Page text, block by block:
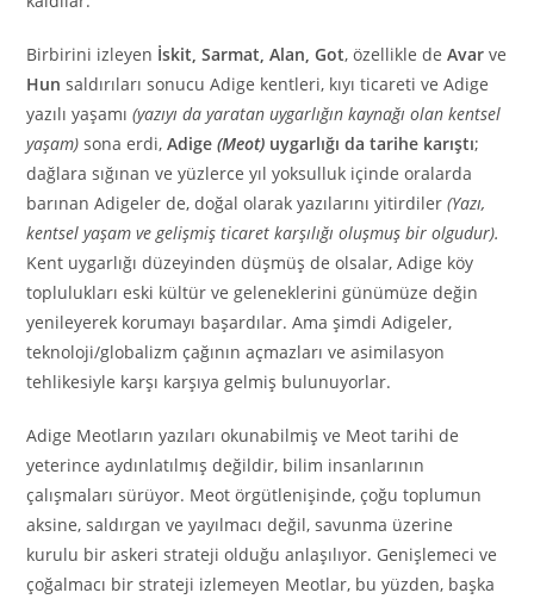
Birbirini izleyen İskit, Sarmat, Alan, Got, özellikle deAvar ve
Hun saldırıları sonucu Adige kentleri, kıyı ticareti ve Adige
yazılı yaşamı(yazıyı da yaratan uygarlığın kaynağı olan kentsel
yaşam)sona erdi,Adige(Meot) uygarlığı da tarihe karıştı;
dağlara sığınan ve yüzlerce yıl yoksulluk içinde oralarda
barınan Adigeler de, doğal olarak yazılarını yitirdiler(Yazı,
kentsel yaşam ve gelişmiş ticaret karşılığı oluşmuş bir olgudur).
Kent uygarlığı düzeyinden düşmüş de olsalar, Adige köy
toplulukları eski kültür ve geleneklerini günümüze değin
yenileyerek korumayı başardılar. Ama şimdi Adigeler,
teknoloji/globalizm çağının açmazları ve asimilasyon
tehlikesiyle karşı karşıya gelmiş bulunuyorlar.
Adige Meotların yazıları okunabilmiş ve Meot tarihi de
yeterince aydınlatılmış değildir, bilim insanlarının
çalışmaları sürüyor. Meot örgütlenişinde, çoğu toplumun
aksine, saldırgan ve yayılmacı değil, savunma üzerine
kurulu bir askeri strateji olduğu anlaşılıyor. Genişlemeci ve
çoğalmacı bir strateji izlemeyen Meotlar, bu yüzden, başka